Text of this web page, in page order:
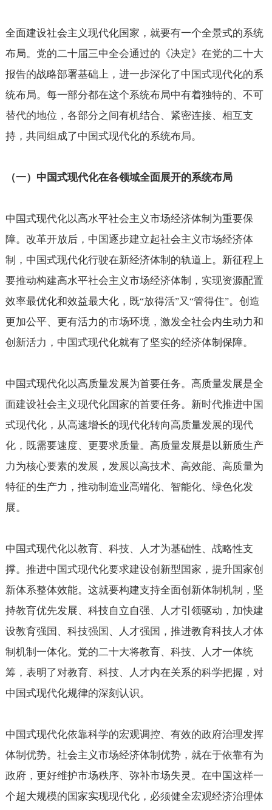
全面建设社会主义现代化国家，就要有一个全景式的系统
布局。党的二十届三中全会通过的《决定》在党的二十大
报告的战略部署基础上，进一步深化了中国式现代化的系
统布局。每一部分都在这个系统布局中有着独特的、不可
替代的地位，各部分之间有机结合、紧密连接、相互支
持，共同组成了中国式现代化的系统布局。
（一）中国式现代化在各领域全面展开的系统布局
中国式现代化以高水平社会主义市场经济体制为重要保
障。改革开放后，中国逐步建立起社会主义市场经济体
制，中国式现代化行驶在新经济体制的轨道上。新征程上
要推动构建高水平社会主义市场经济体制，实现资源配置
效率最优化和效益最大化，既“放得活”又 “管得住”。创造
更加公平、更有活力的市场环境，激发全社会内生动力和
创新活力，中国式现代化就有了坚实的经济体制保障。
中国式现代化以高质量发展为首要任务。高质量发展是全
面建设社会主义现代化国家的首要任务。新时代推进中国
式现代化，从高速增长的现代化转向高质量发展的现代
化，既需要速度、更要求质量。高质量发展是以新质生产
力为核心要素的发展，发展以高技术、高效能、高质量为
特征的生产力，推动制造业高端化、智能化、绿色化发
展。
中国式现代化以教育、科技、人才为基础性、战略性支
撑。推进中国式现代化要求建设创新型国家，提升国家创
新体系整体效能。这就要构建支持全面创新体制机制，坚
持教育优先发展、科技自立自强、人才引领驱动，加快建
设教育强国、科技强国、人才强国，推进教育科技人才体
制机制一体化。党的二十大将教育、科技、人才一体统
筹，表明了对教育、科技、人才内在关系的科学把握，对
中国式现代化规律的深刻认识。
中国式现代化依靠科学的宏观调控、有效的政府治理发挥
体制优势。社会主义市场经济体制优势，就在于依靠有为
政府，更好维护市场秩序、弥补市场失灵。在中国这样一
个超大规模的国家实现现代化，必须健全宏观经济治理体